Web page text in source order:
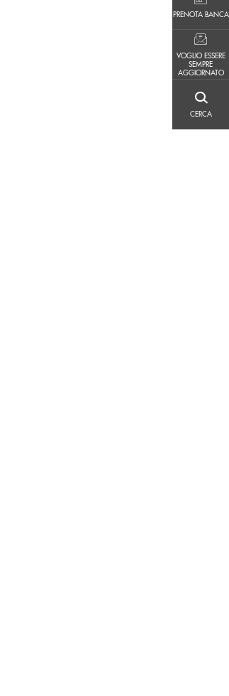
PRENOTA BANCA
VOGLIO ESSERE
SEMPRE
AGGIORNATO
CERCA